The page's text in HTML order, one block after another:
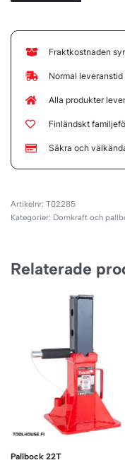
Fraktkostnaden
Normal
Alla produkter
Finländskt
Säkra och
T02285
Kategorier: Domkraft och
Relaterade
Pallbock 22T